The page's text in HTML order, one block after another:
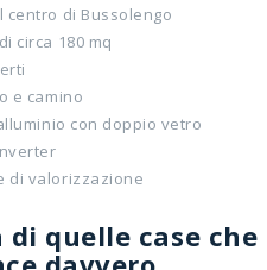
centro di Bussolengo
circa 180 mq
e camino
con doppio vetro
di valorizzazione
di quelle case che